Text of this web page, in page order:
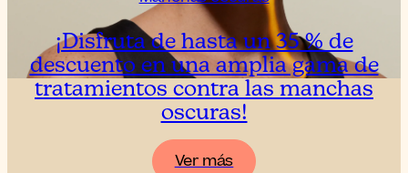
¡Disfruta de hasta un 35 % de
descuento en una amplia gama de
tratamientos contra las manchas
oscuras!
Ver más